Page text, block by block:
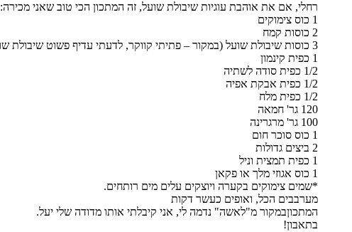
רחלי, אם את אוהבת עוגיות שיבולת שועל, זה המתכון הכי טוב שאני מכירה:
1 כוס צימוקים
2 כוסות קמח
3 כוסות שיבולת שועל (במקור – פתיתי קווקר, לדעתי עדיף פשוט שיבולת שועל)
1 כפית קינמון
1/2 כפית סודה לשתיה
1/2 כפית אבקת אפיה
1/2 כפית מלח
120 גר' חמאה
100 גר' מרגרינה
1 כוס סוכר חום
2 ביצים גדולות
1 כפית תמצית וניל
1 כוס אגוזי מלך או פקאן
*שמים צימוקים בקערה ויוצקים עלים מים רותחים.
מערבבים הכל, ואופים כעשר דקות
המתכוןבמקור מ"לאשה" נדמה לי, אני קיבלתי אותו מדודה שלי יעל.
בתאבון!